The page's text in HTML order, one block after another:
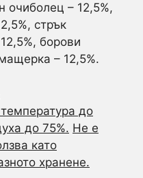
очиболец – 12,5%,
стрък
борови
– 12,5%.
температура до
до 75%. Не е
като
хранене.